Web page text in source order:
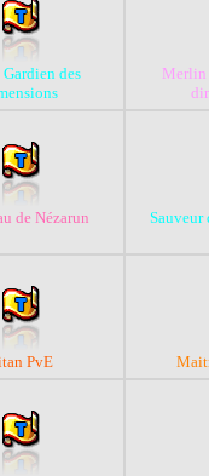
des
Merlin
de Nézarun Sauveur
PvE